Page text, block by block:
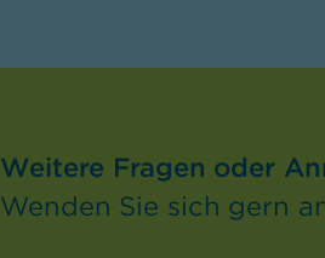
Weitere Fragen oder
Wenden Sie sich gern